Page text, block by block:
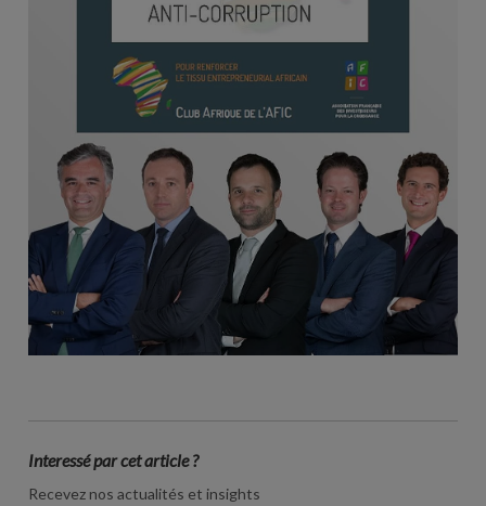
Interessé par cet article ?
Recevez nos actualités et insights